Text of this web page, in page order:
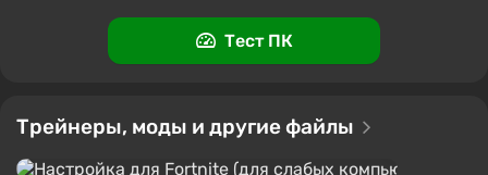
-15% по промокоду SUMMER
Поддержка на VGTimes
Fortnite 1000 VBucks (PC) [Italy] [Standard]
Тест ПК
Трейнеры, моды и другие файлы